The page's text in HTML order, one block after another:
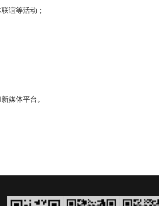
谊等活动；
媒体平台。